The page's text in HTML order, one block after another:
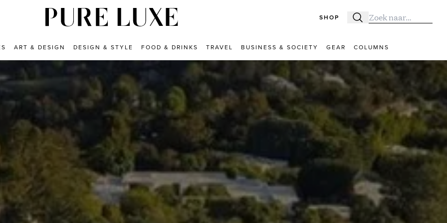
SHOP Zoeken
Zoek naar:
ART & DESIGN DESIGN & STYLE FOOD & DRINKS TRAVEL BUSINESS & SOCIETY GEAR COLUMNS